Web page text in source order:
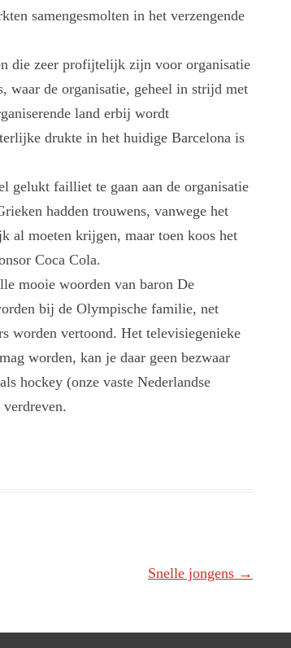
samengesmolten in het verzengende
die zeer profijtelijk zijn voor organisatie
waar de organisatie, geheel in strijd met
land erbij wordt
drukte in het huidige Barcelona is
gelukt failliet te gaan aan de organisatie
hadden trouwens, vanwege het
al moeten krijgen, maar toen koos het
Coca Cola.
mooie woorden van baron De
bij de Olympische familie, net
worden vertoond. Het televisiegenieke
worden, kan je daar geen bezwaar
hockey (onze vaste Nederlandse
Snelle jongens →